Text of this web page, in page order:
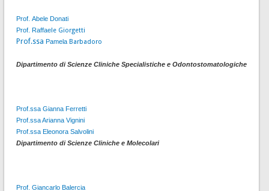
Prof. Abele Donati
Prof. Raffaele Giorgetti
Prof.ssa PamelaBarbadoro
Dipartimento di Scienze Cliniche Specialistiche e Odontostomatologiche
Prof.ssa Gianna Ferretti
Prof.ssa Arianna Vignini
Prof.ssa Eleonora Salvolini
Dipartimento di Scienze Cliniche e Molecolari
Prof. Giancarlo Balercia